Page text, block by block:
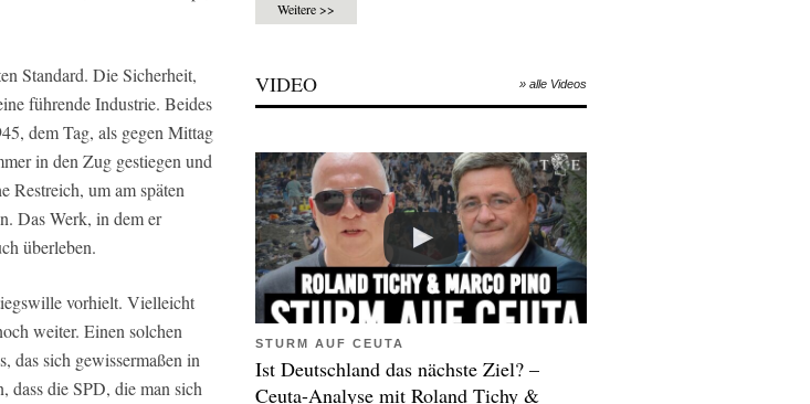
Standard. Die Sicherheit,
führende Industrie. Beides
dem Tag, als gegen Mittag
in den Zug gestiegen und
Restreich, um am späten
Das Werk, in dem er
überleben.
vorhielt. Vielleicht
weiter. Einen solchen
das sich gewissermaßen in
dass die SPD, die man sich
Weitere >>
VIDEO » alle Videos
STURM AUF CEUTA
Ist Deutschland das nächste Ziel? –
Ceuta-Analyse mit Roland Tichy &